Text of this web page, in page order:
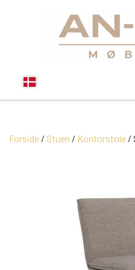
MODUL
MODUL
Forside Stuen Kontorstole